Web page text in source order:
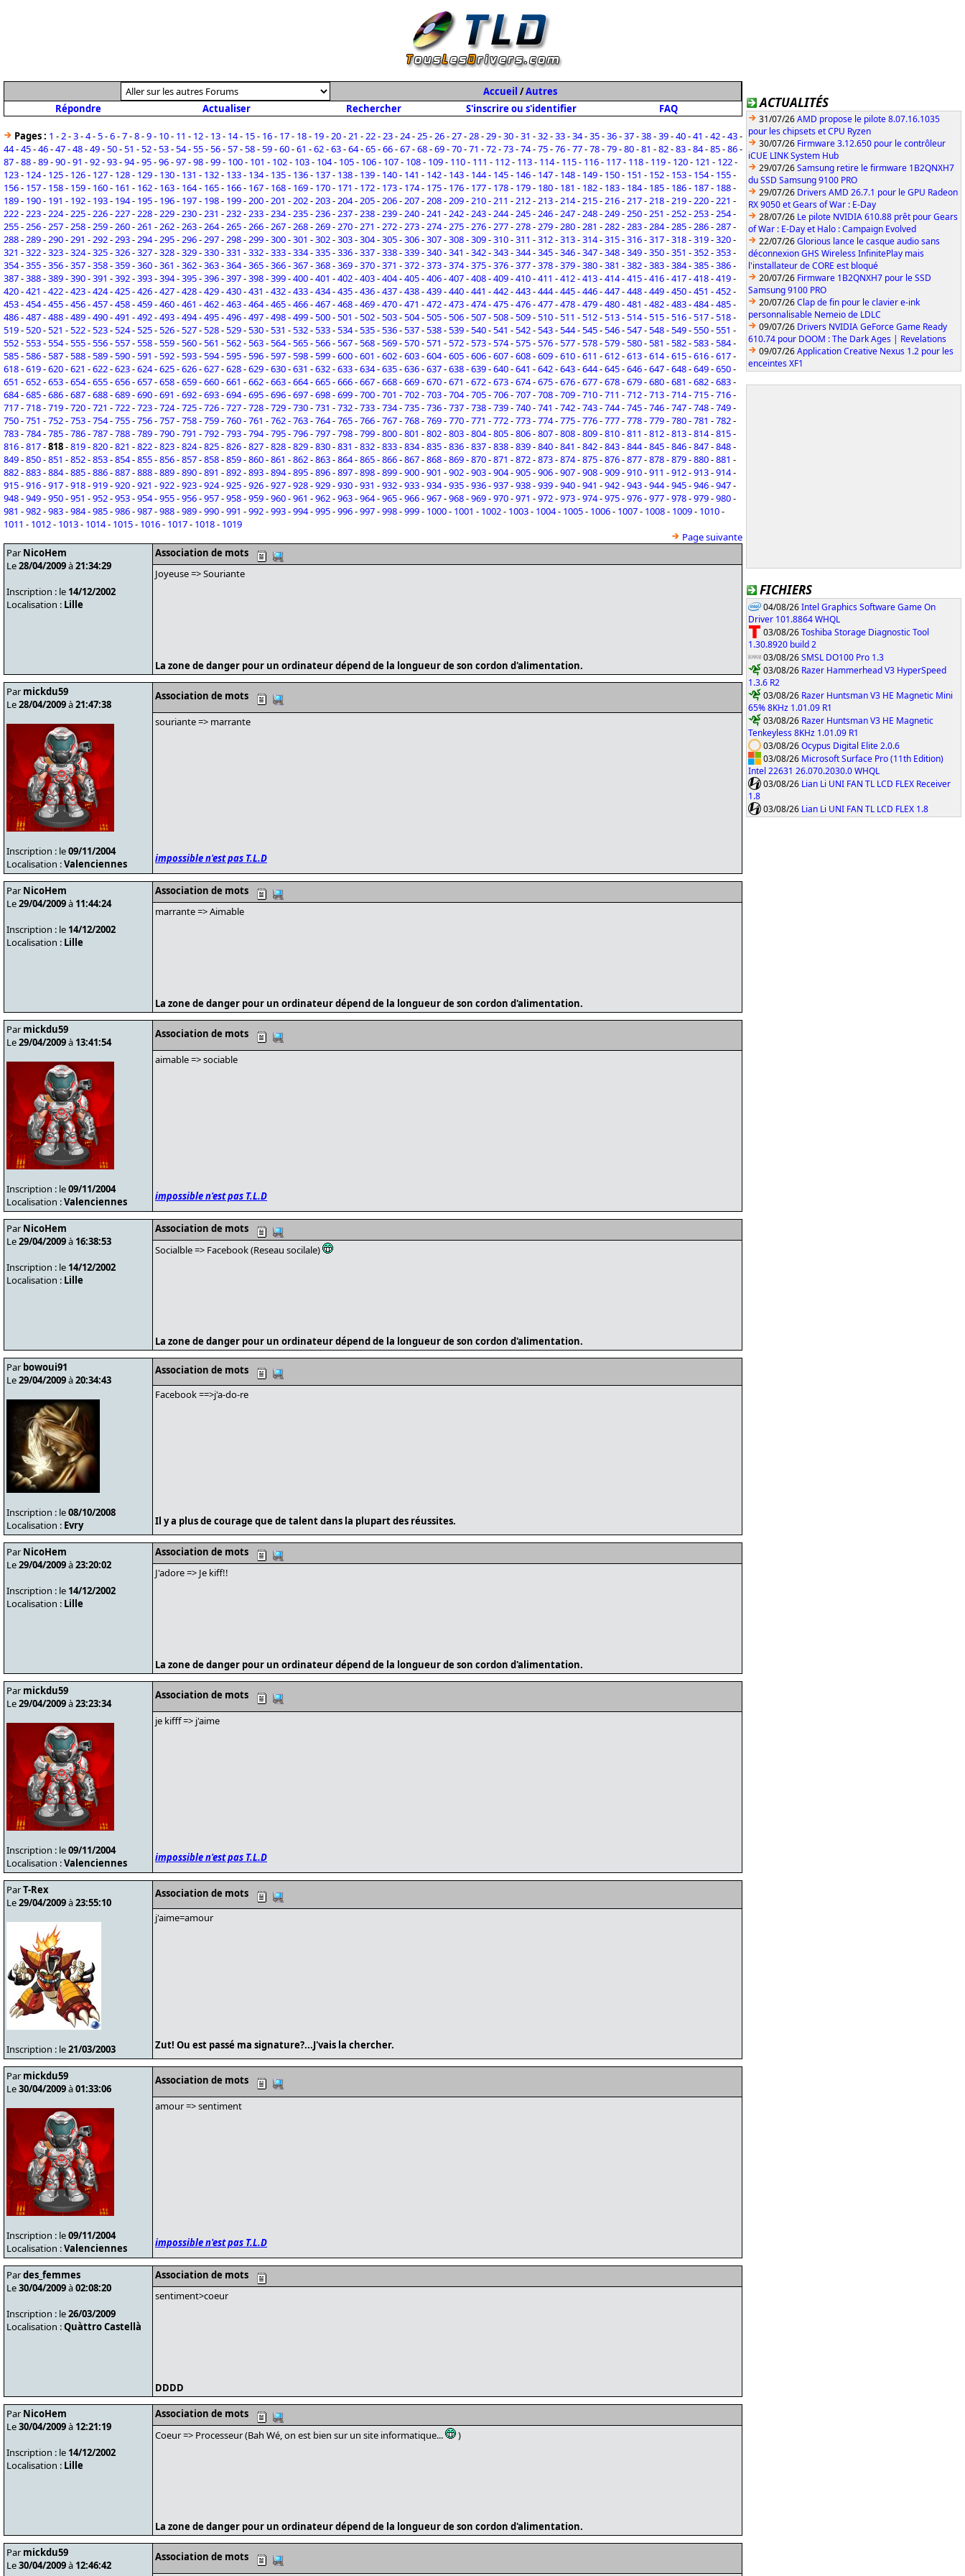
ACTUALITÉS
31/07/26AMD propose le pilote 8.07.16.1035
pour les chipsets et CPU Ryzen
30/07/26 Firmware 3.12.650 pour le contrôleur
iCUE LINK System Hub
29/07/26Samsung retire le firmware 1B2QNXH7
du SSD Samsung 9100 PRO
29/07/26 Drivers AMD 26.7.1 pour le GPU Radeon
RX 9050 et Gears of War : E-Day
28/07/26 Le pilote NVIDIA 610.88 prêt pour Gears
of War : E-Day et Halo : Campaign Evolved
22/07/26Glorious lance le casque audio sans
déconnexion GHS Wireless InfinitePlay mais
l'installateur de CORE est bloqué
20/07/26 Firmware 1B2QNXH7 pour le SSD
Samsung 9100 PRO
20/07/26Clap de fin pour le clavier e-ink
personnalisable Nemeio de LDLC
09/07/26 Drivers NVIDIA GeForce Game Ready
610.74 pour DOOM : The Dark Ages | Revelations
09/07/26Application Creative Nexus 1.2 pour les
enceintes XF1
FICHIERS
04/08/26Intel Graphics Software Game On
Driver 101.8864 WHQL
03/08/26Toshiba Storage Diagnostic Tool
1.30.8920 build 2
03/08/26SMSL DO100 Pro 1.3
03/08/26 Razer Hammerhead V3 HyperSpeed
1.3.6 R2
03/08/26 Razer Huntsman V3 HE Magnetic Mini
65% 8KHz 1.01.09 R1
03/08/26 Razer Huntsman V3 HE Magnetic
Tenkeyless 8KHz 1.01.09 R1
03/08/26Ocypus Digital Elite 2.0.6
03/08/26 Microsoft Surface Pro (11th Edition)
Intel 22631 26.070.2030.0 WHQL
03/08/26 Lian Li UNI FAN TL LCD FLEX Receiver
1.8
03/08/26 Lian Li UNI FAN TL LCD FLEX 1.8
Accueil /Autres
Répondre
Actualiser Rechercher S'inscrire ou s'identifier FAQ
Pages : 1 -2-3-4-5-6-7-8-9- 10- 11 - 12- 13- 14- 15- 16- 17- 18- 19-20-21 -22-23-24-25-26-27-28-29-30-31 -32-33-34-35-36-37-38-39-40-41 -42-43-
44-45-46-47-48-49-50-51 -52-53-54-55-56-57-58-59-60-61 -62-63-64-65-66-67-68-69-70-71 -72-73-74-75-76-77-78-79-80-81 -82-83-84-85-86-
87-88-89-90-91 -92-93-94-95-96-97-98-99- 100- 101 - 102- 103- 104- 105- 106- 107- 108- 109- 110- 111 - 112- 113- 114- 115- 116- 117- 118- 119- 120- 121 - 122-
123- 124- 125- 126- 127- 128- 129- 130- 131 - 132- 133- 134- 135- 136- 137- 138- 139- 140- 141 - 142- 143- 144- 145- 146- 147- 148- 149- 150- 151 - 152- 153- 154- 155-
156- 157- 158- 159- 160- 161 - 162- 163- 164- 165- 166- 167- 168- 169- 170- 171 - 172- 173- 174- 175- 176- 177- 178- 179- 180- 181 - 182- 183- 184- 185- 186- 187- 188-
189- 190- 191 - 192- 193- 194- 195- 196- 197- 198- 199-200-201 -202-203-204-205-206-207-208-209-210-211 -212-213-214-215-216-217-218-219-220-221 -
222-223-224-225-226-227-228-229-230-231 -232-233-234-235-236-237-238-239-240-241 -242-243-244-245-246-247-248-249-250-251 -252-253-254-
255-256-257-258-259-260-261 -262-263-264-265-266-267-268-269-270-271 -272-273-274-275-276-277-278-279-280-281 -282-283-284-285-286-287-
288-289-290-291 -292-293-294-295-296-297-298-299-300-301 -302-303-304-305-306-307-308-309-310-311 -312-313-314-315-316-317-318-319-320-
321 -322-323-324-325-326-327-328-329-330-331 -332-333-334-335-336-337-338-339-340-341 -342-343-344-345-346-347-348-349-350-351 -352-353-
354-355-356-357-358-359-360-361 -362-363-364-365-366-367-368-369-370-371 -372-373-374-375-376-377-378-379-380-381 -382-383-384-385-386-
387-388-389-390-391 -392-393-394-395-396-397-398-399-400-401 -402-403-404-405-406-407-408-409-410-411 -412-413-414-415-416-417-418-419-
420-421 -422-423-424-425-426-427-428-429-430-431 -432-433-434-435-436-437-438-439-440-441 -442-443-444-445-446-447-448-449-450-451 -452-
453-454-455-456-457-458-459-460-461 -462-463-464-465-466-467-468-469-470-471 -472-473-474-475-476-477-478-479-480-481 -482-483-484-485-
486-487-488-489-490-491 -492-493-494-495-496-497-498-499-500-501 -502-503-504-505-506-507-508-509-510-511 -512-513-514-515-516-517-518-
519-520-521 -522-523-524-525-526-527-528-529-530-531 -532-533-534-535-536-537-538-539-540-541 -542-543-544-545-546-547-548-549-550-551 -
552-553-554-555-556-557-558-559-560-561 -562-563-564-565-566-567-568-569-570-571 -572-573-574-575-576-577-578-579-580-581 -582-583-584-
585-586-587-588-589-590-591 -592-593-594-595-596-597-598-599-600-601 -602-603-604-605-606-607-608-609-610-611 -612-613-614-615-616-617-
618-619-620-621 -622-623-624-625-626-627-628-629-630-631 -632-633-634-635-636-637-638-639-640-641 -642-643-644-645-646-647-648-649-650-
651 -652-653-654-655-656-657-658-659-660-661 -662-663-664-665-666-667-668-669-670-671 -672-673-674-675-676-677-678-679-680-681 -682-683-
684-685-686-687-688-689-690-691 -692-693-694-695-696-697-698-699-700-701 -702-703-704-705-706-707-708-709-710-711 -712-713-714-715-716-
717-718-719-720-721 -722-723-724-725-726-727-728-729-730-731 -732-733-734-735-736-737-738-739-740-741 -742-743-744-745-746-747-748-749-
750-751 -752-753-754-755-756-757-758-759-760-761 -762-763-764-765-766-767-768-769-770-771 -772-773-774-775-776-777-778-779-780-781 -782-
783-784-785-786-787-788-789-790-791 -792-793-794-795-796-797-798-799-800-801 -802-803-804-805-806-807-808-809-810-811 -812-813-814-815-
816-817-818-819-820-821 -822-823-824-825-826-827-828-829-830-831 -832-833-834-835-836-837-838-839-840-841 -842-843-844-845-846-847-848-
849-850-851 -852-853-854-855-856-857-858-859-860-861 -862-863-864-865-866-867-868-869-870-871 -872-873-874-875-876-877-878-879-880-881 -
882-883-884-885-886-887-888-889-890-891 -892-893-894-895-896-897-898-899-900-901 -902-903-904-905-906-907-908-909-910-911 -912-913-914-
915-916-917-918-919-920-921 -922-923-924-925-926-927-928-929-930-931 -932-933-934-935-936-937-938-939-940-941 -942-943-944-945-946-947-
948-949-950-951 -952-953-954-955-956-957-958-959-960-961 -962-963-964-965-966-967-968-969-970-971 -972-973-974-975-976-977-978-979-980-
981 -982-983-984-985-986-987-988-989-990-991 -992-993-994-995-996-997-998-999- 1000- 1001 - 1002- 1003- 1004- 1005- 1006- 1007- 1008- 1009- 1010-
1011 - 1012- 1013- 1014- 1015- 1016- 1017- 1018- 1019
Page suivante
Par NicoHem
Le28/04/2009à21:34:29
Inscription : le 14/12/2002
Localisation : Lille
Association de mots
Joyeuse => Souriante
La zone de danger pour un ordinateur dépend de la longueur de son cordon d'alimentation.
Par mickdu59
Le28/04/2009à21:47:38
Inscription : le09/11/2004
Localisation :Valenciennes
Association de mots
souriante => marrante
impossible n'est pas T.L.D
Par NicoHem
Le29/04/2009à 11:44:24
Inscription : le 14/12/2002
Localisation : Lille
Association de mots
marrante => Aimable
La zone de danger pour un ordinateur dépend de la longueur de son cordon d'alimentation.
Par mickdu59
Le29/04/2009à 13:41:54
Inscription : le09/11/2004
Localisation :Valenciennes
Association de mots
aimable => sociable
impossible n'est pas T.L.D
Par NicoHem
Le29/04/2009à 16:38:53
Inscription : le 14/12/2002
Localisation : Lille
Association de mots
Socialble => Facebook (Reseau socilale)
La zone de danger pour un ordinateur dépend de la longueur de son cordon d'alimentation.
Par bowoui91
Le29/04/2009à20:34:43
Inscription : le08/10/2008
Localisation : Evry
Association de mots
Facebook ==>j'a-do-re
Il y a plus de courage que de talent dans la plupart des réussites.
Par NicoHem
Le29/04/2009à23:20:02
Inscription : le 14/12/2002
Localisation : Lille
Association de mots
J'adore => Je kiff!!
La zone de danger pour un ordinateur dépend de la longueur de son cordon d'alimentation.
Par mickdu59
Le29/04/2009à23:23:34
Inscription : le09/11/2004
Localisation :Valenciennes
Association de mots
je kifff => j'aime
impossible n'est pas T.L.D
ParT-Rex
Le29/04/2009à23:55:10
Inscription : le21/03/2003
Association de mots
j'aime=amour
Zut! Ou est passé ma signature?...J'vais la chercher.
Par mickdu59
Le30/04/2009à01:33:06
Inscription : le09/11/2004
Localisation :Valenciennes
Association de mots
amour => sentiment
impossible n'est pas T.L.D
Pardes_femmes
Le30/04/2009à02:08:20
Inscription : le26/03/2009
Localisation :Quàttro Castellà
Association de mots
sentiment>coeur
DDDD
Par NicoHem
Le30/04/2009à 12:21:19
Inscription : le 14/12/2002
Localisation : Lille
Association de mots
Coeur => Processeur (Bah Wé, on est bien sur un site informatique...
)
La zone de danger pour un ordinateur dépend de la longueur de son cordon d'alimentation.
Par mickdu59
Le30/04/2009à 12:46:42
Association de mots